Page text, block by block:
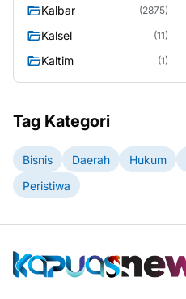
Kalbar (2875)
Kalsel (11)
Kaltim (1)
Tag Kategori
Bisnis Daerah Hukum
Peristiwa